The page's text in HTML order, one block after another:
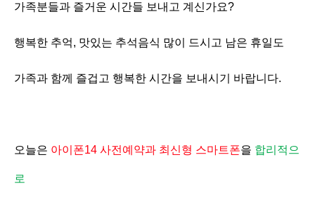
가족분들과 즐거운 시간들 보내고 계신가요?
행복한 추억, 맛있는 추석음식 많이 드시고 남은 휴일도
가족과 함께 즐겁고 행복한 시간을 보내시기 바랍니다.
오늘은 아이폰14 사전예약과 최신형 스마트폰을 합리적으
로